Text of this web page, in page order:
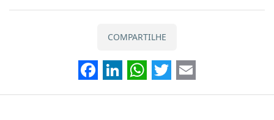
COMPARTILHE
Facebook
LinkedIn
WhatsApp
Twitter